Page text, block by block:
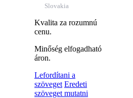
Slovakia
Kvalita za rozumnú
cenu.
Minőség elfogadható
áron.
Lefordítani a
szöveget Eredeti
szöveget mutatni